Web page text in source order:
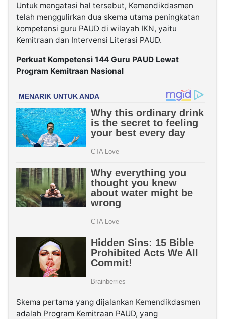
Untuk mengatasi hal tersebut, Kemendikdasmen
telah menggulirkan dua skema utama peningkatan
kompetensi guru PAUD di wilayah IKN, yaitu
Kemitraan dan Intervensi Literasi PAUD.
Perkuat Kompetensi 144 Guru PAUD Lewat
Program Kemitraan Nasional
Skema pertama yang dijalankan Kemendikdasmen
adalah Program Kemitraan PAUD, yang